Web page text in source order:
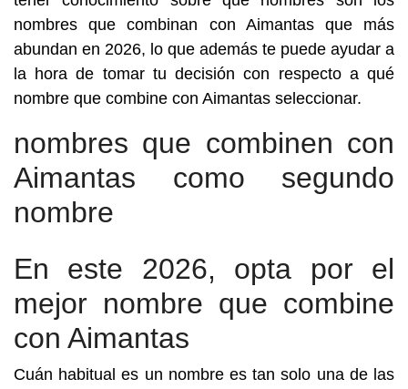
nombres que combinan con Aimantas que más
abundan en 2026, lo que además te puede ayudar a
la hora de tomar tu decisión con respecto a qué
nombre que combine con Aimantas seleccionar.
nombres que combinen con
Aimantas como segundo
nombre
En este 2026, opta por el
mejor nombre que combine
con Aimantas
Cuán habitual es un nombre es tan solo una de las